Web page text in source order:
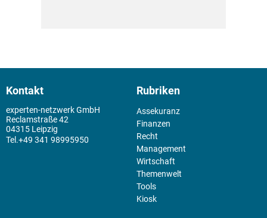
Kontakt
experten-netzwerk GmbH
Reclamstraße 42
04315 Leipzig
+49 341 98995950
Rubriken
Assekuranz
Finanzen
Recht
Management
Wirtschaft
Themenwelt
Tools
Kiosk